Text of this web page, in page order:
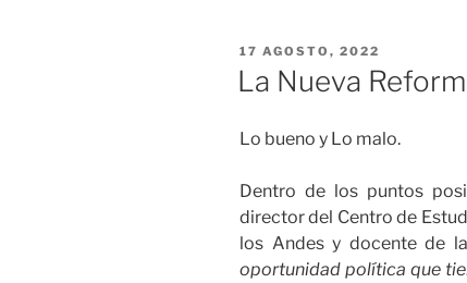
PUBLICADO
EL
17 AGOSTO, 2022
La Nueva
Lo bueno y Lo malo.
Dentro de los puntos
director del Centro de
los Andes y docente de
oportunidad política que